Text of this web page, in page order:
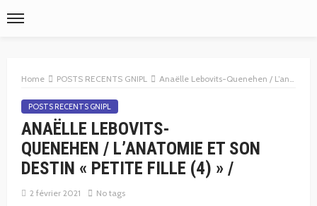
Home POSTS RECENTS GNIPL Anaëlle Lebovits-Quenehen / L’anatomie et son destin « petite fille (4) » /
POSTS RECENTS GNIPL
ANAËLLE LEBOVITS-
QUENEHEN / L’ANATOMIE ET SON
DESTIN « PETITE FILLE (4) » /
2 février 2021 No tags